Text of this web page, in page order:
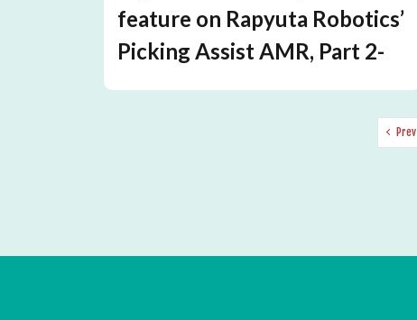
feature on Rapyuta Robotics’
Picking Assist AMR, Part 2-
Prev